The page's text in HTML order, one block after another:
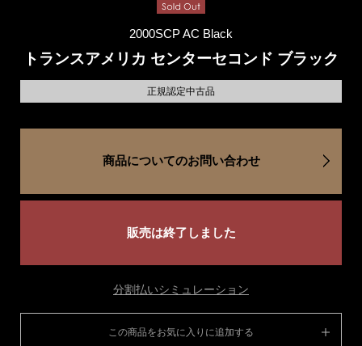
2000SCP AC Black
トランスアメリカ センターセコンド ブラック
正規認定中古品
商品についてのお問い合わせ
販売は終了しました
分割払いシミュレーション
この商品をお気に入りに追加する